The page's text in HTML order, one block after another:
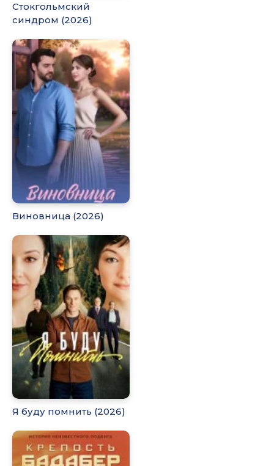
Стокгольмский
синдром (2026)
Виновница (2026)
Я буду помнить (2026)